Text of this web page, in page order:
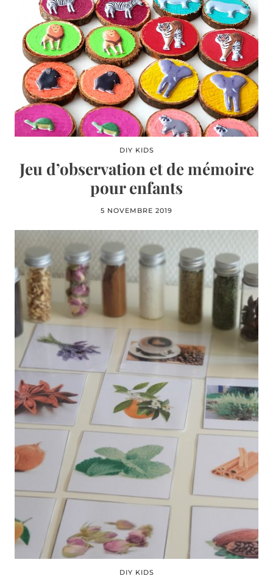
DIY KIDS
Jeu d’observation et de mémoire
pour enfants
5 NOVEMBRE 2019
DIY KIDS